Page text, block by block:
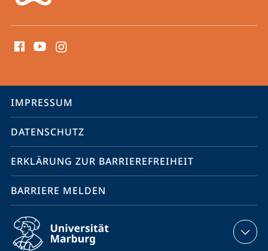
Media
Service-
Navigation
IMPRESSUM
DATENSCHUTZ
ERKLÄRUNG ZUR BARRIEREFREIHEIT
BARRIERE MELDEN